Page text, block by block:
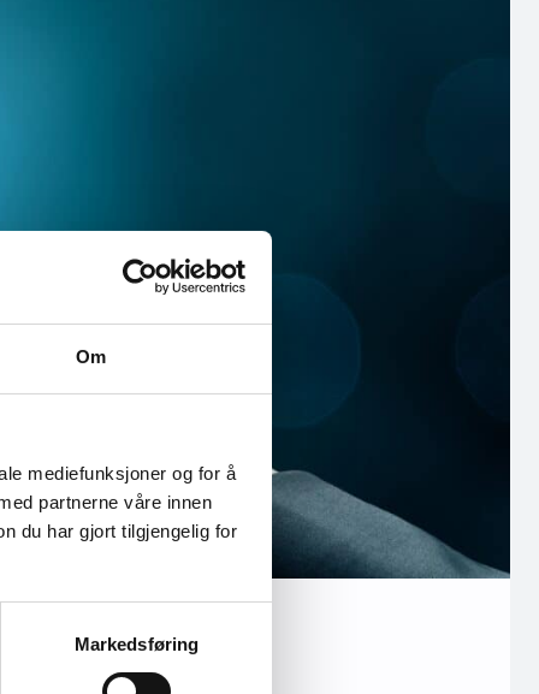
Om
mediefunksjoner og for å
partnerne våre innen
du har gjort tilgjengelig for
Markedsføring